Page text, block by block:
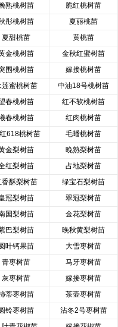
熟桃树苗
脆红桃树苗
彤桃树苗
夏丽桃苗
夏甜桃苗
黄桃苗
金桃树苗
金秋红蜜树苗
围桃树苗
嫁接桃树苗
莲蜜桃树苗
中油18号桃树苗
春桃树苗
红不软桃树苗
春桃树苗
红肉桃树苗
618桃树苗
毛蟠桃树苗
金梨树苗
晚熟梨树苗
红梨树苗
占地梨树苗
香酥梨树苗
绿宝石梨树苗
冠梨树苗
翠冠梨树苗
国梨树苗
金花梨树苗
巴梨树苗
晚秋黄梨树苗
叶钙果苗
大雪枣树苗
青枣树苗
马牙枣树苗
灰枣树苗
嫁接枣树苗
蒂枣树苗
茶壶枣树苗
铃枣树苗
沾冬2号枣树苗